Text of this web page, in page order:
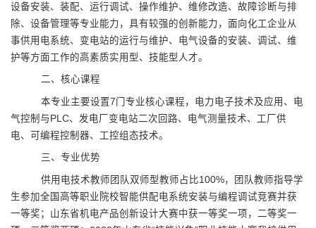
设备安装、装配、运行调试、操作维护、维修改造、故障诊断与排
除、设备管理等专业能力，具有较强的创新能力，面向化工企业从
事供用电系统、变电站的运行与维护、电气设备的安装、调试、维
护等方面工作的高素质实用型、技能型人才。
二、核心课程
本专业主要设置7门专业核心课程，电力电子技术及应用、电
气控制与 PLC、发电厂变电站二次回路、电气测量技术、工厂供
电、可编程控制器、工控组态技术。
三、专业优势
供用电技术教师团队双师型教师占比100%，团队教师指导学
生参加全国高等职业院校智能供配电系统安装与编程调试竞赛并获
一等奖；山东省机电产品创新设计大赛中获一等奖一项，二等奖一